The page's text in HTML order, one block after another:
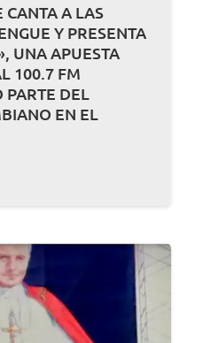
CANTA A LAS
Y PRESENTA
UNA APUESTA
100.7 FM
PARTE DEL
EN EL